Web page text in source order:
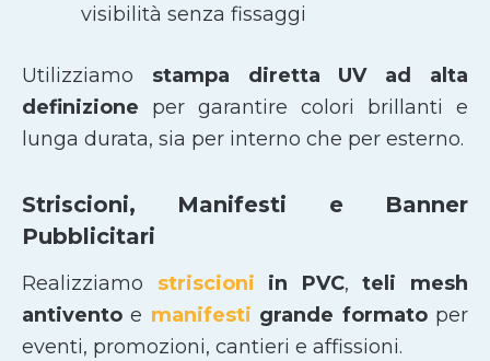
visibilità senza fissaggi
Utilizziamo stampa diretta UV ad alta
definizione per garantire colori brillanti e
lunga durata, sia per interno che per esterno.
Striscioni, Manifesti e Banner
Pubblicitari
Realizziamo striscioni in PVC,teli mesh
antivento e manifesti grande formatoper
eventi, promozioni, cantieri e affissioni.